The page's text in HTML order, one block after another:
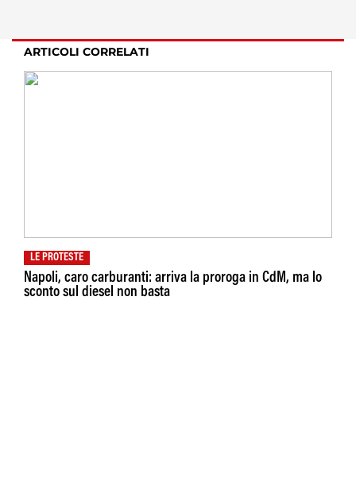
ARTICOLI CORRELATI
LE PROTESTE
Napoli, caro carburanti: arriva la proroga in CdM, ma lo
sconto sul diesel non basta